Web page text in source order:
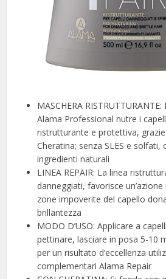
MASCHERA
Alama Professional nutre i
ristrutturante e protettiva,
Cheratina; senza SLES e solfati,
ingredienti naturali
LINEA REPAIR: La linea
danneggiati, favorisce
zone impoverite del capello
brillantezza
MODO D’USO: Applicare a
pettinare, lasciare in posa 5-10
per un risultato d’eccellenza
complementari Alama Repair